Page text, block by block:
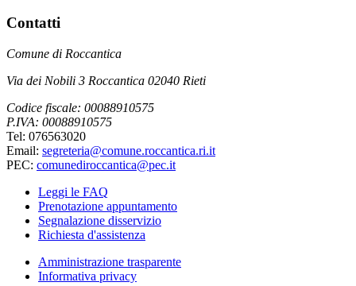
Contatti
Comune di Roccantica
Via dei Nobili 3 Roccantica 02040 Rieti
Codice fiscale: 00088910575
P.IVA: 00088910575
Tel: 076563020
Email: segreteria@comune.roccantica.ri.it
PEC: comunediroccantica@pec.it
Leggi le FAQ
Prenotazione appuntamento
Segnalazione disservizio
Richiesta d'assistenza
Amministrazione trasparente
Informativa privacy